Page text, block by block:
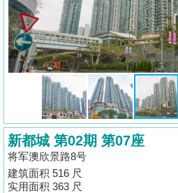
盘
宅
谷
按
地
产
博
客
新都城 第02期 第07座
将军澳欣景路8号
建筑面积 516 尺
实用面积 363 尺